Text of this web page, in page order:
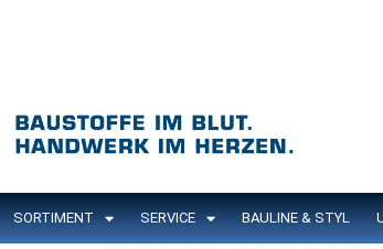
SORTIMENT SERVICE BAULINE & STYL